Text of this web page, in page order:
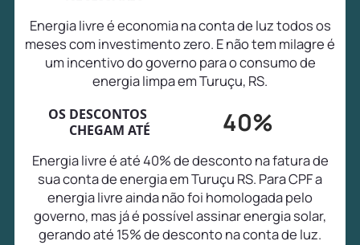
Energia livre é economia na conta de luz todos os
meses com investimento zero. E não tem milagre é
um incentivo do governo para o consumo de
energia limpa em Turuçu, RS.
OS DESCONTOS
CHEGAM ATÉ
40%
Energia livre é até 40% de desconto na fatura de
sua conta de energia em Turuçu RS. Para CPF a
energia livre ainda não foi homologada pelo
governo, mas já é possível assinar energia solar,
gerando até 15% de desconto na conta de luz.